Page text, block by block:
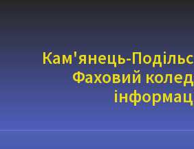
Кам'янець-
Фаховий